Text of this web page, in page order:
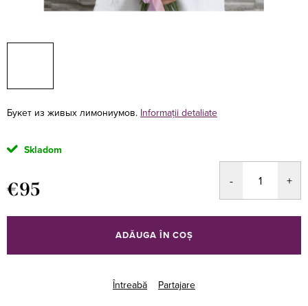
Букет из живых лимониумов. Informaţii detaliate
Skladom
€95
preţ:
ADĂUGA ÎN COŞ
Întreabă Partajare